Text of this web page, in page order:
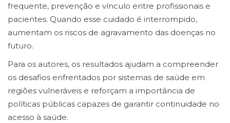
frequente, prevenção e vínculo entre profissionais e
pacientes. Quando esse cuidado é interrompido,
aumentam os riscos de agravamento das doenças no
futuro.
Para os autores, os resultados ajudam a compreender
os desafios enfrentados por sistemas de saúde em
regiões vulneráveis e reforçam a importância de
políticas públicas capazes de garantir continuidade no
acesso à saúde.